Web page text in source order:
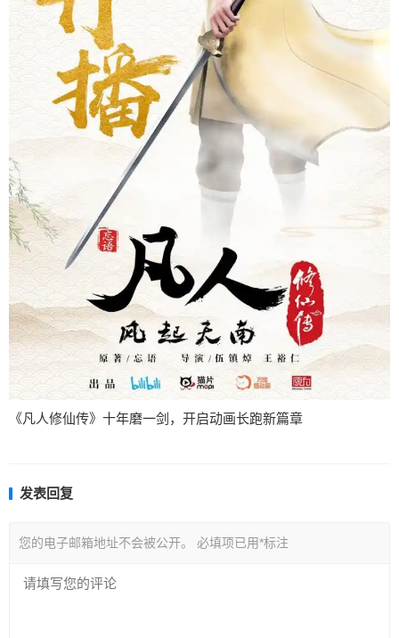
《凡人修仙传》十年磨一剑，开启动画长跑新篇章
发表回复
您的电子邮箱地址不会被公开。 必填项已用*标注